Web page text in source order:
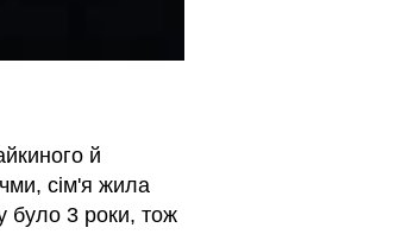
й
сім'я жила
було 3 роки, тож